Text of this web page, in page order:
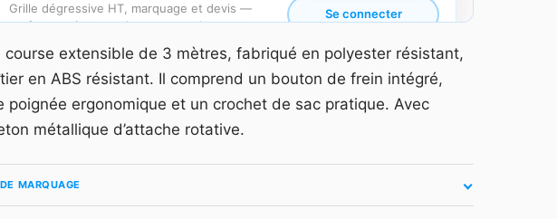
Grille dégressive HT, marquage et devis —
accès gratuit en quelques secondes.
Se connecter
Sans engagement
course extensible de 3 mètres, fabriqué en polyester résistant,
en ABS résistant. Il comprend un bouton de frein intégré,
poignée ergonomique et un crochet de sac pratique. Avec
métallique d’attache rotative.
MARQUAGE